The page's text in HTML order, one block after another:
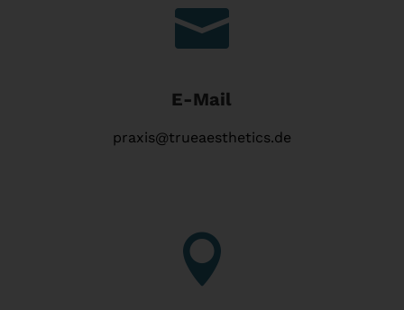

E-Mail
praxis@trueaesthetics.de
